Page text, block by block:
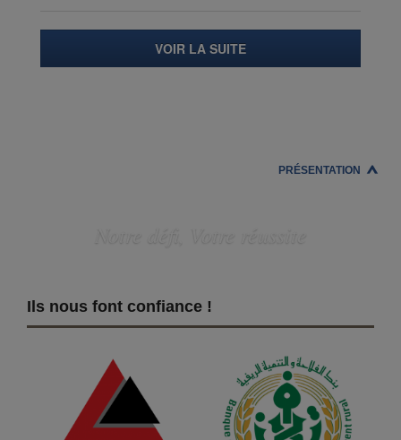
VOIR LA SUITE
PRÉSENTATION
Ils nous font confiance !